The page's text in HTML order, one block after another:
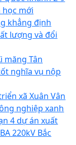
học mới
khẳng định
lượng và đổi
măng Tân
nghĩa vụ nộp
xã Xuân Vân
nghiệp xanh
4 dự án xuất
220kV Bắc